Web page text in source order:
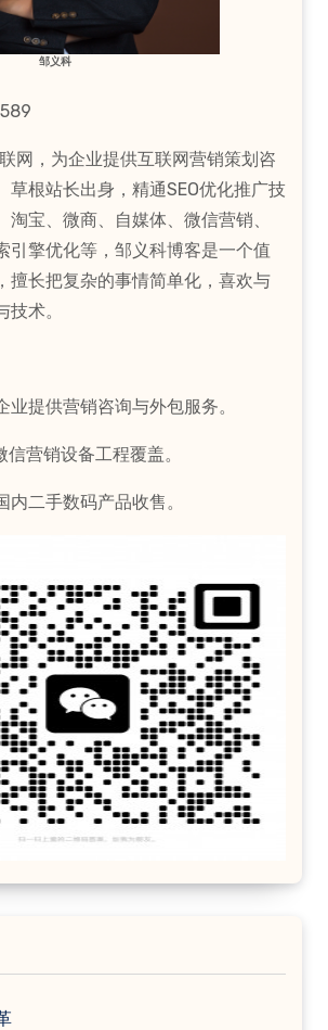
邹义科
网，为企业提供互联网营销策划咨
草根站长出身，精通SEO优化推广技
淘宝、微商、自媒体、微信营销、
引擎优化等，邹义科博客是一个值
擅长把复杂的事情简单化，喜欢与
技术。
业提供营销咨询与外包服务。
信营销设备工程覆盖。
内二手数码产品收售。